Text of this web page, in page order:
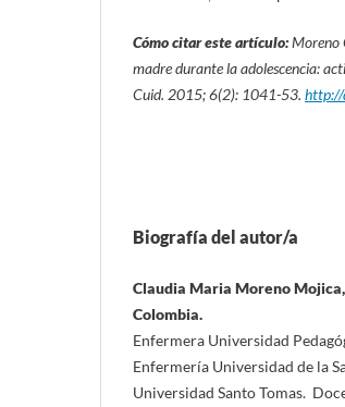
Cómo citar este artículo:Moreno
madre durante la adolescencia:
Cuid. 2015; 6(2): 1041-53.
Biografía del autor/a
Claudia Maria Moreno
Colombia.
Enfermera Universidad
Enfermería Universidad de la
Universidad Santo Tomas.